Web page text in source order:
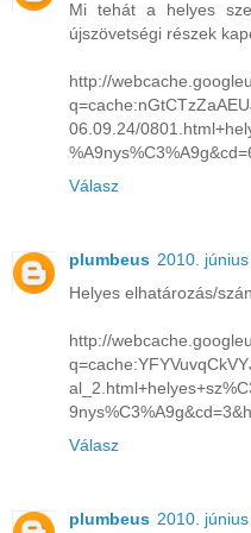
Mi tehát a helyes
újszövetségi részek
http://
06.09.24/
Válasz
plumbeus 2010.
Helyes elhatározás/
http://
Válasz
plumbeus 2010.